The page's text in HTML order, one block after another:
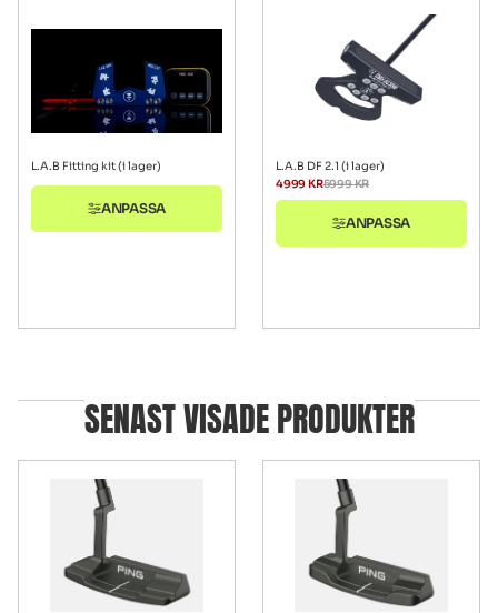
L.A.B Fitting kit (i lager)
ANPASSA
L.A.B DF 2.1 (i lager)
5999KR
4999 KR
ANPASSA
SENAST VISADE PRODUKTER